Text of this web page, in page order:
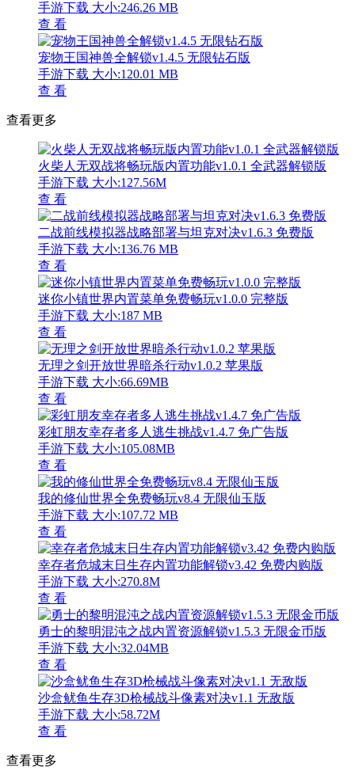
手游下载 大小:246.26 MB
查 看
宠物王国神兽全解锁v1.4.5 无限钻石版
手游下载 大小:120.01 MB
查 看
查看更多
火柴人无双战将畅玩版内置功能v1.0.1 全武器解锁版
手游下载 大小:127.56M
查 看
二战前线模拟器战略部署与坦克对决v1.6.3 免费版
手游下载 大小:136.76 MB
查 看
迷你小镇世界内置菜单免费畅玩v1.0.0 完整版
手游下载 大小:187 MB
查 看
无理之剑开放世界暗杀行动v1.0.2 苹果版
手游下载 大小:66.69MB
查 看
彩虹朋友幸存者多人逃生挑战v1.4.7 免广告版
手游下载 大小:105.08MB
查 看
我的修仙世界全免费畅玩v8.4 无限仙玉版
手游下载 大小:107.72 MB
查 看
幸存者危城末日生存内置功能解锁v3.42 免费内购版
手游下载 大小:270.8M
查 看
勇士的黎明混沌之战内置资源解锁v1.5.3 无限金币版
手游下载 大小:32.04MB
查 看
沙盒鱿鱼生存3D枪械战斗像素对决v1.1 无敌版
手游下载 大小:58.72M
查 看
查看更多